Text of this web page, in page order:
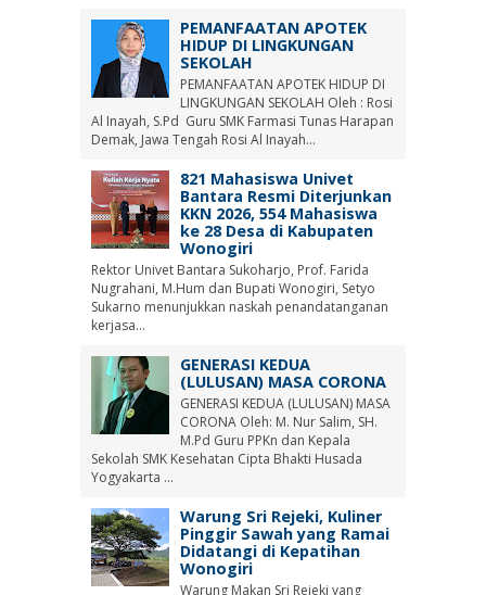
PEMANFAATAN APOTEK
HIDUP DI LINGKUNGAN
SEKOLAH
PEMANFAATAN APOTEK HIDUP DI
LINGKUNGAN SEKOLAH Oleh : Rosi
Al Inayah, S.Pd Guru SMK Farmasi Tunas Harapan
Demak, Jawa Tengah Rosi Al Inayah...
821 Mahasiswa Univet
Bantara Resmi Diterjunkan
KKN 2026, 554 Mahasiswa
ke 28 Desa di Kabupaten
Wonogiri
Rektor Univet Bantara Sukoharjo, Prof. Farida
Nugrahani, M.Hum dan Bupati Wonogiri, Setyo
Sukarno menunjukkan naskah penandatanganan
kerjasa...
GENERASI KEDUA
(LULUSAN) MASA CORONA
GENERASI KEDUA (LULUSAN) MASA
CORONA Oleh: M. Nur Salim, SH.
M.Pd Guru PPKn dan Kepala
Sekolah SMK Kesehatan Cipta Bhakti Husada
Yogyakarta ...
Warung Sri Rejeki, Kuliner
Pinggir Sawah yang Ramai
Didatangi di Kepatihan
Wonogiri
Warung Makan Sri Rejeki yang